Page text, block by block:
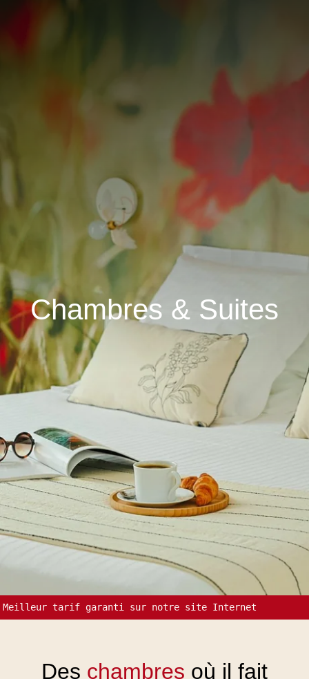
Chambres & Suites
Meilleur tarif garanti sur notre site Internet
Des chambres où il fait